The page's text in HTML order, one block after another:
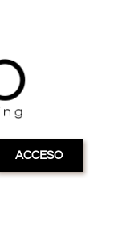
ACCESO